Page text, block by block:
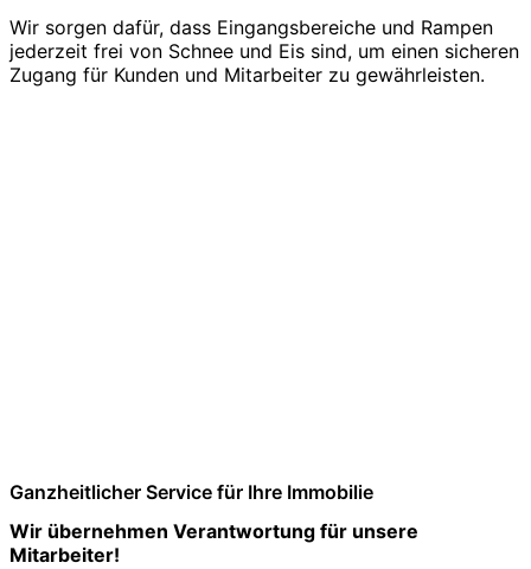
Wir sorgen dafür, dass Eingangsbereiche und Rampen
jederzeit frei von Schnee und Eis sind, um einen sicheren
Zugang für Kunden und Mitarbeiter zu gewährleisten.
Ganzheitlicher Service für Ihre Immobilie
Wir übernehmen Verantwortung für unsere
Mitarbeiter!